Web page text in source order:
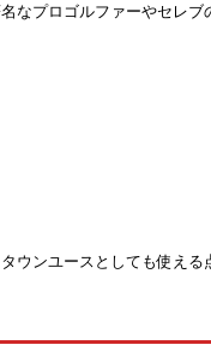
プロゴルファーやセレブ
ウンユースとしても使える